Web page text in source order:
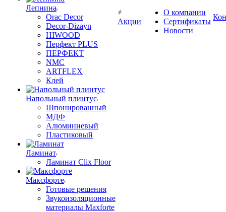
Лепнина
Orac Decor
Decor-Dizayn
HIWOOD
Перфект PLUS
ПЕРФЕКТ
NMC
ARTFLEX
Клей
Напольный плинтус
Шпонированный
МДФ
Алюминиевый
Пластиковый
Ламинат
Ламинат Clix Floor
Максфорте
Готовые решения
Звукоизоляционные
материалы Maxforte
Акции
О компании
Сертификаты
Новости